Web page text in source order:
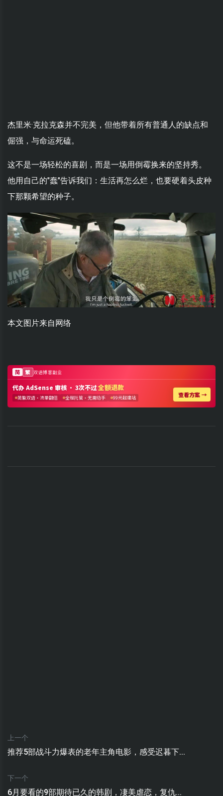
杰里米·克拉克森并不完美，但他带着所有普通人的缺点和
倔强，与命运死磕。
这不是一场轻松的喜剧，而是一场用倒霉换来的坚持秀。
他用自己的"蠢"告诉我们：生活再怎么烂，也要硬着头皮种
下那颗希望的种子。
本文图片来自网络
上一个
推荐5部战斗力爆表的老年主角电影，感受迟暮下...
下一个
6月要看的9部期待已久的韩剧，凄美虐恋，复仇...